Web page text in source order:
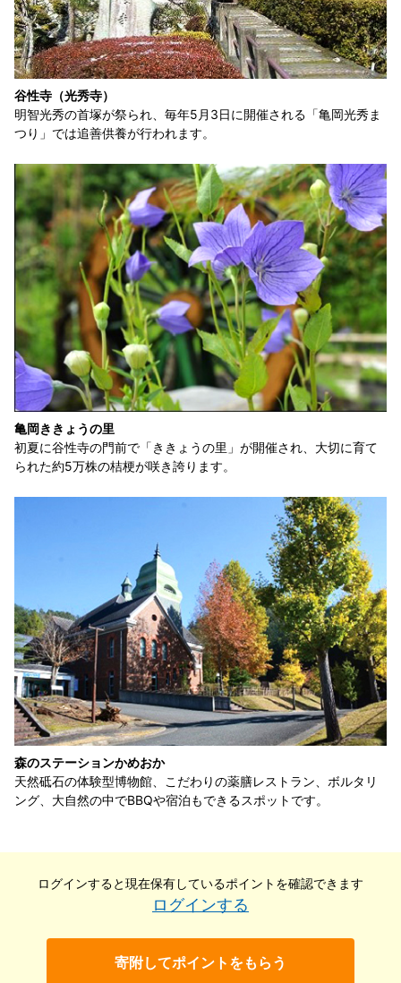
谷性寺（光秀寺）
明智光秀の首塚が祭られ、毎年5月3日に開催される「亀岡光秀ま
つり」では追善供養が行われます。
亀岡ききょうの里
初夏に谷性寺の門前で「ききょうの里」が開催され、大切に育て
られた約5万株の桔梗が咲き誇ります。
森のステーションかめおか
天然砥石の体験型博物館、こだわりの薬膳レストラン、ボルタリ
ング、大自然の中でBBQや宿泊もできるスポットです。
ログインすると現在保有しているポイントを確認できます
ログインする
寄附してポイントをもらう